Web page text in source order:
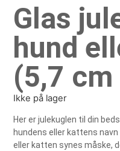
Glas
hund
(5,7
Ikke på lager
Her er julekuglen til din
hundens eller kattens navn
eller katten synes måske,